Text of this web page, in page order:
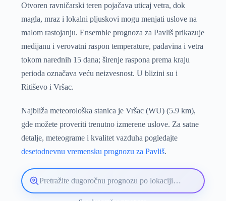
Otvoren ravničarski teren pojačava uticaj vetra, dok
magla, mraz i lokalni pljuskovi mogu menjati uslove na
malom rastojanju. Ensemble prognoza za Pavliš prikazuje
medijanu i verovatni raspon temperature, padavina i vetra
tokom narednih 15 dana; širenje raspona prema kraju
perioda označava veću neizvesnost. U blizini su i
Ritiševo i Vršac.
Najbliža meteorološka stanica je Vršac (WU) (5.9 km),
gde možete proveriti trenutno izmerene uslove. Za satne
detalje, meteograme i kvalitet vazduha pogledajte
desetodnevnu vremensku prognozu za Pavliš.
Pretražite
lokaciju